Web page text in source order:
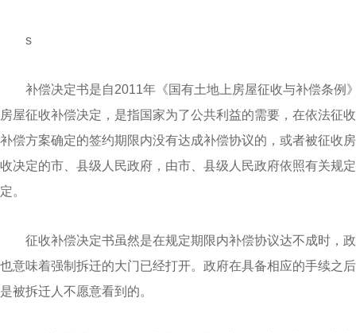
s
补偿决定书是自2011年《国有土地上房屋征收与补偿条例
房屋征收补偿决定，是指国家为了公共利益的需要，在依法征
补偿方案确定的签约期限内没有达成补偿协议的，或者被征收
收决定的市、县级人民政府，由市、县级人民政府依照有关规
定。
征收补偿决定书虽然是在规定期限内补偿协议达不成时，
也意味着强制拆迁的大门已经打开。政府在具备相应的手续之
是被拆迁人不愿意看到的。